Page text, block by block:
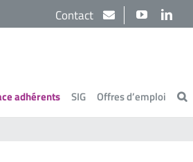
YouTube
Contact
adhérents SIG Offres d’emploi